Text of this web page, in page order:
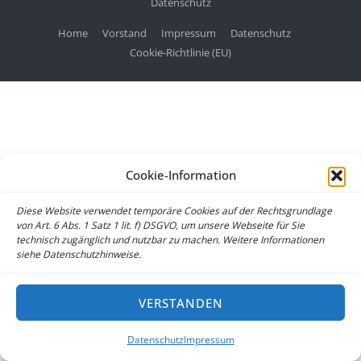
Cookie-Information
Diese Website verwendet temporäre Cookies auf der Rechtsgrundlage
von Art. 6 Abs. 1 Satz 1 lit. f) DSGVO, um unsere Webseite für Sie
technisch zugänglich und nutzbar zu machen. Weitere Informationen
siehe Datenschutzhinweise.
VERSTANDEN
DatenschutzImpressum
Home Vorstand Impressum
Datenschutz
Cookie-Richtlinie (EU)